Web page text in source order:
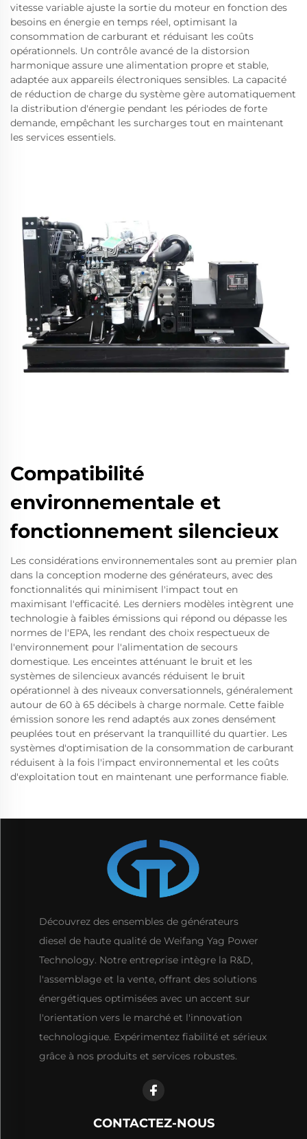
vitesse variable ajuste la sortie du moteur en fonction des
besoins en énergie en temps réel, optimisant la
consommation de carburant et réduisant les coûts
opérationnels. Un contrôle avancé de la distorsion
harmonique assure une alimentation propre et stable,
adaptée aux appareils électroniques sensibles. La capacité
de réduction de charge du système gère automatiquement
la distribution d'énergie pendant les périodes de forte
demande, empêchant les surcharges tout en maintenant
les services essentiels.
Compatibilité
environnementale et
fonctionnement silencieux
Les considérations environnementales sont au premier plan
dans la conception moderne des générateurs, avec des
fonctionnalités qui minimisent l'impact tout en
maximisant l'efficacité. Les derniers modèles intègrent une
technologie à faibles émissions qui répond ou dépasse les
normes de l'EPA, les rendant des choix respectueux de
l'environnement pour l'alimentation de secours
domestique. Les enceintes atténuant le bruit et les
systèmes de silencieux avancés réduisent le bruit
opérationnel à des niveaux conversationnels, généralement
autour de 60 à 65 décibels à charge normale. Cette faible
émission sonore les rend adaptés aux zones densément
peuplées tout en préservant la tranquillité du quartier. Les
systèmes d'optimisation de la consommation de carburant
réduisent à la fois l'impact environnemental et les coûts
d'exploitation tout en maintenant une performance fiable.
Découvrez des ensembles de générateurs
diesel de haute qualité de Weifang Yag Power
Technology. Notre entreprise intègre la R&D,
l'assemblage et la vente, offrant des solutions
énergétiques optimisées avec un accent sur
l'orientation vers le marché et l'innovation
technologique. Expérimentez fiabilité et sérieux
grâce à nos produits et services robustes.
CONTACTEZ-NOUS